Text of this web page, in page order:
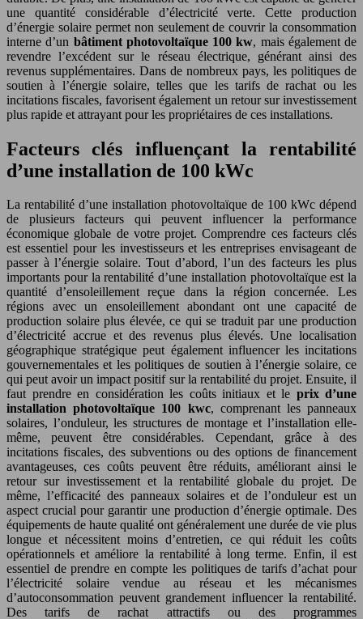
une quantité considérable d’électricité verte. Cette production
d’énergie solaire permet non seulement de couvrir la consommation
interne d’un bâtiment photovoltaïque 100 kw, mais également de
revendre l’excédent sur le réseau électrique, générant ainsi des
revenus supplémentaires. Dans de nombreux pays, les politiques de
soutien à l’énergie solaire, telles que les tarifs de rachat ou les
incitations fiscales, favorisent également un retour sur investissement
plus rapide et attrayant pour les propriétaires de ces installations.
Facteurs clés influençant la rentabilité
d’une installation de 100 kWc
La rentabilité d’une installation photovoltaïque de 100 kWc dépend
de plusieurs facteurs qui peuvent influencer la performance
économique globale de votre projet. Comprendre ces facteurs clés
est essentiel pour les investisseurs et les entreprises envisageant de
passer à l’énergie solaire. Tout d’abord, l’un des facteurs les plus
importants pour la rentabilité d’une installation photovoltaïque est la
quantité d’ensoleillement reçue dans la région concernée. Les
régions avec un ensoleillement abondant ont une capacité de
production solaire plus élevée, ce qui se traduit par une production
d’électricité accrue et des revenus plus élevés. Une localisation
géographique stratégique peut également influencer les incitations
gouvernementales et les politiques de soutien à l’énergie solaire, ce
qui peut avoir un impact positif sur la rentabilité du projet. Ensuite, il
faut prendre en considération les coûts initiaux et le prix d’une
installation photovoltaïque 100 kwc, comprenant les panneaux
solaires, l’onduleur, les structures de montage et l’installation elle-
même, peuvent être considérables. Cependant, grâce à des
incitations fiscales, des subventions ou des options de financement
avantageuses, ces coûts peuvent être réduits, améliorant ainsi le
retour sur investissement et la rentabilité globale du projet. De
même, l’efficacité des panneaux solaires et de l’onduleur est un
aspect crucial pour garantir une production d’énergie optimale. Des
équipements de haute qualité ont généralement une durée de vie plus
longue et nécessitent moins d’entretien, ce qui réduit les coûts
opérationnels et améliore la rentabilité à long terme. Enfin, il est
essentiel de prendre en compte les politiques de tarifs d’achat pour
l’électricité solaire vendue au réseau et les mécanismes
d’autoconsommation peuvent grandement influencer la rentabilité.
Des tarifs de rachat attractifs ou des programmes